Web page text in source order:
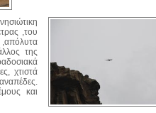
,του
της
χτιστά
και